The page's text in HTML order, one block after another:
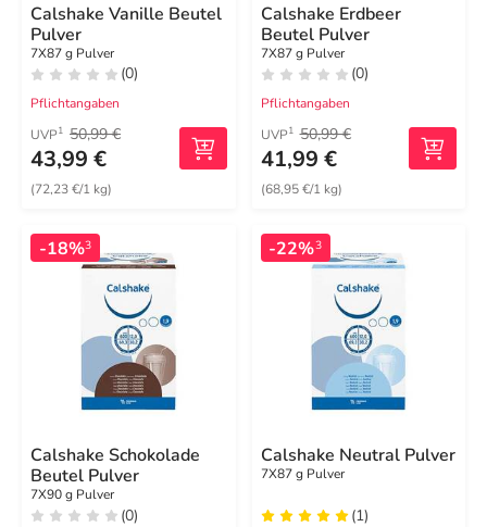
Calshake Vanille Beutel
Pulver
7X87 g Pulver
(0)
Pflichtangaben
UVP1 50,99 €
43,99 €
(72,23 €/1 kg)
Calshake Erdbeer
Beutel Pulver
7X87 g Pulver
(0)
Pflichtangaben
UVP1 50,99 €
41,99 €
(68,95 €/1 kg)
-18%3
Calshake Schokolade
Beutel Pulver
7X90 g Pulver
(0)
-22%3
Calshake Neutral Pulver
7X87 g Pulver
(1)